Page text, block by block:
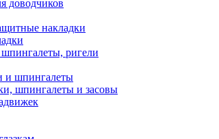
доводчиков
накладки
ригели
и шпингалеты
шпингалеты и засовы